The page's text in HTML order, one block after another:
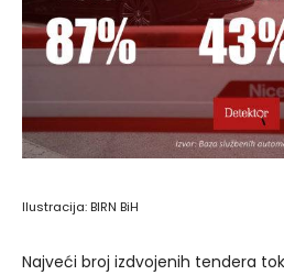
Ilustracija: BIRN BiH
Najveći broj izdvojenih tendera